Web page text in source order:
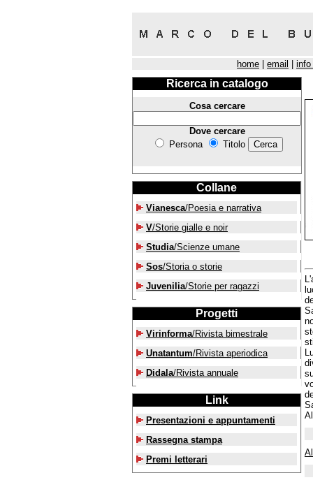
home email info
Ricerca in catalogo
Cosa cercare
Dove cercare
Persona
Titolo
Collane
Vianesca/Poesia e narrativa
V/Storie gialle e noir
Studia/Scienze umane
Sos/Storia o storie
Juvenilia/Storie per ragazzi
Progetti
Virinforma/Rivista bimestrale
Unatantum/Rivista aperiodica
Didala/Rivista annuale
Link
Presentazioni e appuntamenti
Rassegna stampa
Premi letterari